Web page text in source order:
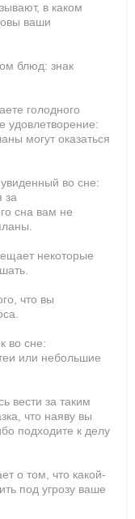
в каком
ваши
блюд: знак
голодного
удовлетворение:
могут оказаться
во сне:
за
сна вам не
некоторые
что вы
во сне:
или небольшие
вести за таким
что наяву вы
подходите к делу
о том, что какой-
под угрозу ваше